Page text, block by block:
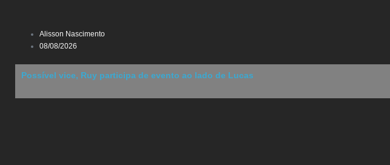
Alisson Nascimento
08/08/2026
Possível vice, Ruy participa de evento ao lado de Lucas